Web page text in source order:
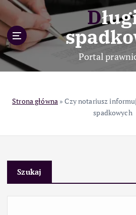
p
o
c
Długi
Portal
Strona główna»Czy notariusz
spadkowych
Szukaj